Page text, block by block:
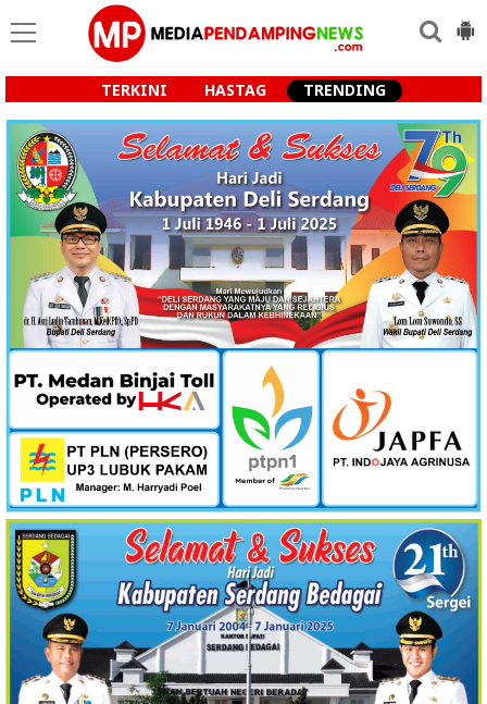
TERKINI HASTAG TRENDING